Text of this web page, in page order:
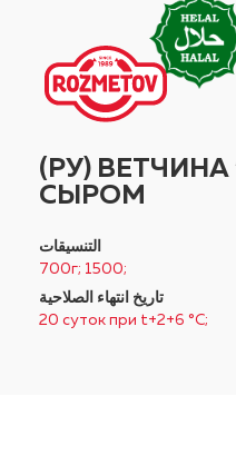
(РУ) ВЕТЧИНА
СЫРОМ
التنسيقات
700г; 1500;
تاريخ انتهاء الصلاحية
20 суток при t+2+6 °C;